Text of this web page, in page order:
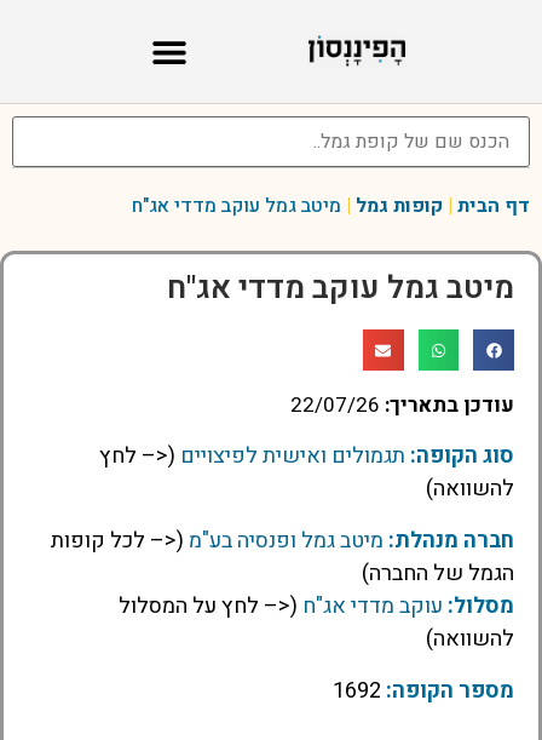
דף הבית | קופות גמל | מיטב גמל עוקב מדדי אג"ח
מיטב גמל עוקב מדדי אג"ח
עודכן בתאריך: 22/07/26
סוג הקופה: תגמולים ואישית לפיצויים (<– לחץ
להשוואה)
חברה מנהלת: מיטב גמל ופנסיה בע"מ (<– לכל קופות
הגמל של החברה)
מסלול: עוקב מדדי אג"ח (<– לחץ על המסלול
להשוואה)
מספר הקופה: